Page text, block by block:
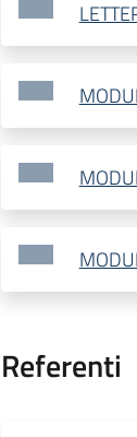
Referenti